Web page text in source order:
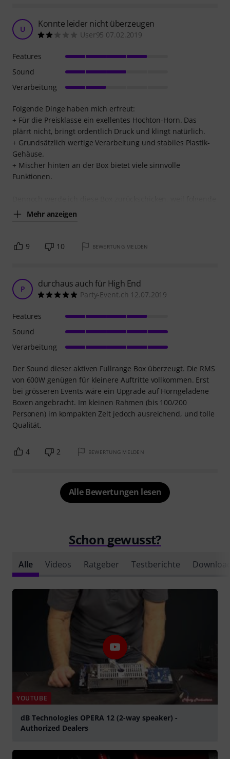
U Konnte leider nicht überzeugen
User95 07.02.2019
Folgende Dinge haben mich erfreut:
+ Für die Preisklasse ein exellentes Hochton-Horn. Das
plärrt nicht, bringt ordentlich Druck und klingt natürlich.
+ Grundsätzlich wertige Verarbeitung und stabiles Plastik-
Gehäuse.
+ Mischer hinten an der Box bietet viele sinnvolle
Funktionen.
Mehr anzeigen
Features
Sound
Verarbeitung
9 10 BEWERTUNG MELDEN
P durchaus auch für High End
Party-Event.ch 12.07.2019
Der Sound dieser aktiven Fullrange Box überzeugt. Die RMS
von 600W genügen für kleinere Auftritte vollkommen. Erst
bei grösseren Events wäre ein Upgrade auf Horngeladene
Boxen angebracht. Im kleinen Rahmen (bis 100/200
Personen) im kompakten Zelt jedoch ausreichend, und tolle
Qualität.
Features
Sound
Verarbeitung
4 2 BEWERTUNG MELDEN
Alle Bewertungen lesen
Schon gewusst?
Alle Videos Ratgeber Testberichte
YOUTUBE
dB Technologies OPERA 12 (2-way speaker) -
Authorized Dealers